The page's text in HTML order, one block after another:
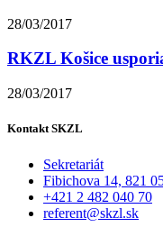
28/03/2017
RKZL Košice
28/03/2017
Kontakt SKZL
Sekretariát
Fibichova 14, 821
+421 2 482 040 70
referent@skzl.sk